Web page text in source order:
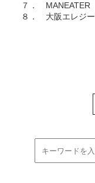
７． MANEATER
８． 大阪エレジ